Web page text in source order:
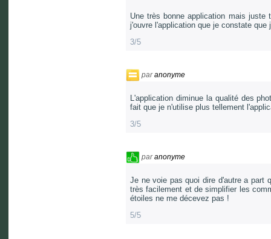
Une très bonne application mais
j'ouvre l'application que je constate
3/5
paranonyme
L'application diminue la qualité des
fait que je n'utilise plus tellement
3/5
paranonyme
Je ne voie pas quoi dire d'autre a part
très facilement et de simplifier les
étoiles ne me décevez pas !
5/5